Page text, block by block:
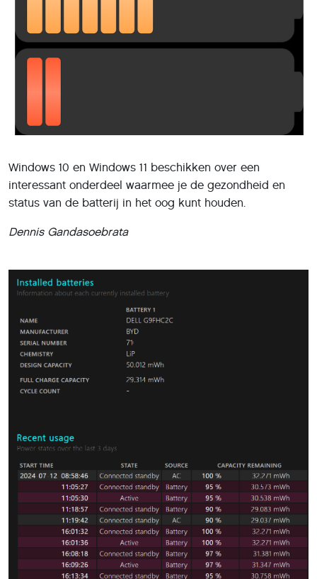
Windows 10 en Windows 11 beschikken over een
interessant onderdeel waarmee je de gezondheid en
status van de batterij in het oog kunt houden.
Dennis Gandasoebrata